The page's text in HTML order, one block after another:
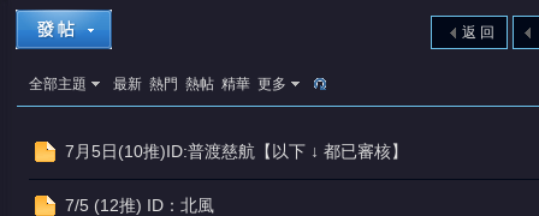
尋 » › ›
返 回
全部主題 最新 熱門 熱帖 精華 更多
7月5日(10推)ID:普渡慈航【以下 ↓ 都已審核】
7/5 (12推) ID：北風